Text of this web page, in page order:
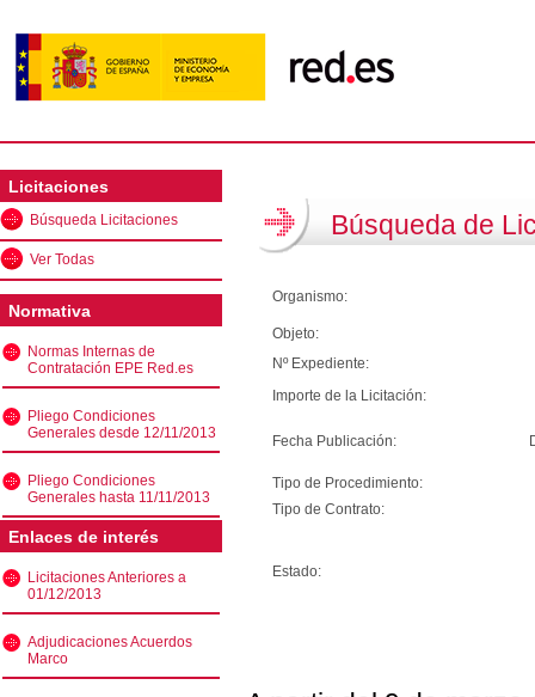
Licitaciones
Búsqueda Licitaciones
Ver Todas
Normativa
Normas Internas de
Contratación EPE Red.es
Pliego Condiciones
Generales desde 12/11/2013
Pliego Condiciones
Generales hasta 11/11/2013
Enlaces de interés
Licitaciones Anteriores a
01/12/2013
Adjudicaciones Acuerdos
Marco
Búsqueda de
Organismo:
Objeto:
Nº Expediente:
Importe de la Licitación:
Fecha Publicación:
Tipo de Procedimiento:
Tipo de Contrato:
Estado: